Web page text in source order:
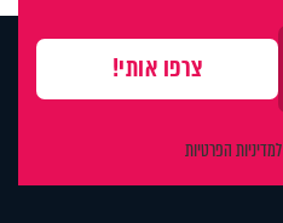
למדיניות הפרטיות